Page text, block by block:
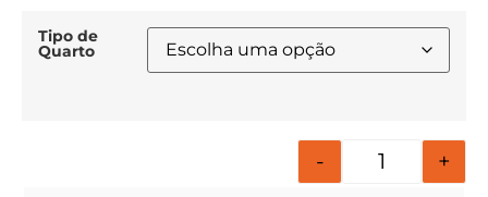
Tipo de
Quarto
- +